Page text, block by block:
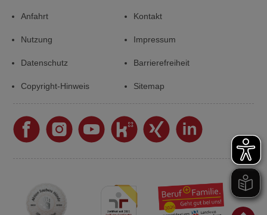
Anfahrt Kontakt
Nutzung Impressum
Datenschutz Barrierefreiheit
Copyright-Hinweis Sitemap